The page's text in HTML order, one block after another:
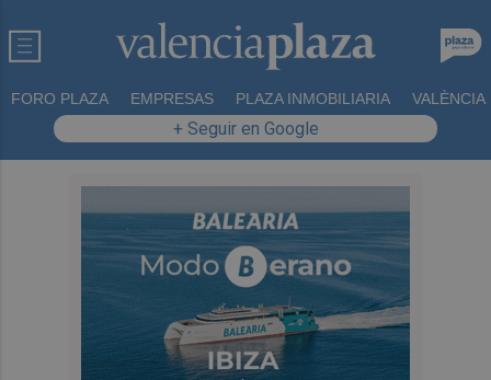
FORO PLAZA EMPRESAS PLAZA INMOBILIARIA VALÈNCIA
+ Seguir en Google